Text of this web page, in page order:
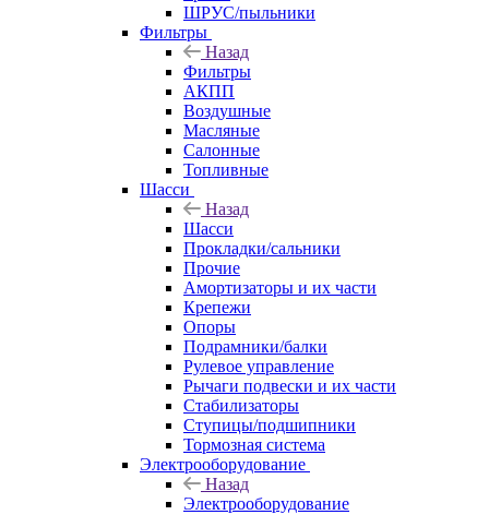
ШРУС/пыльники
Фильтры
Назад
Фильтры
АКПП
Воздушные
Масляные
Салонные
Топливные
Шасси
Назад
Шасси
Прокладки/сальники
Прочие
Амортизаторы и их части
Крепежи
Опоры
Подрамники/балки
Рулевое управление
Рычаги подвески и их части
Стабилизаторы
Ступицы/подшипники
Тормозная система
Электрооборудование
Назад
Электрооборудование